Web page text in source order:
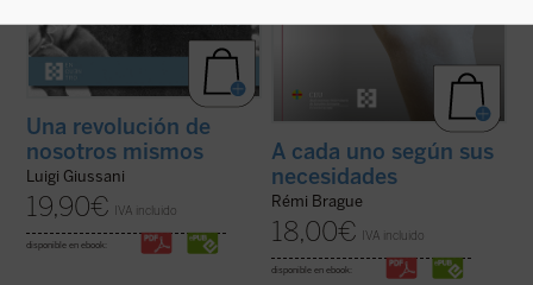
Una revolución de
nosotros mismos
Luigi Giussani
19,90€ IVA incluido
disponible en ebook:
A cada uno según sus
necesidades
Rémi Brague
18,00€ IVA incluido
disponible en ebook: